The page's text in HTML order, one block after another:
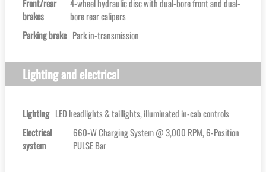
Front/rear
brakes
4-wheel hydraulic disc with dual-bore front and dual-
bore rear calipers
Parking brake Park in-transmission
Lighting and electrical
Lighting LED headlights & taillights, illuminated in-cab controls
Electrical
system
660-W Charging System @ 3,000 RPM, 6-Position
PULSE Bar